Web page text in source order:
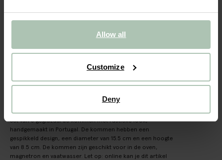
Allow all
Customize
Deny
Snelle levering
REVIEWS (3)
Set van 6 geglazuurde kommen met rustieke look,
handgemaakt in Portugal. De kommen hebben een
gespikkeld design, een diameter van 15.5 cm en een hoogte
van 8.5 cm. De kommen zijn geschikt voor in de oven,
magnetron en vaatwasser. Let op: online kan je dit artikel